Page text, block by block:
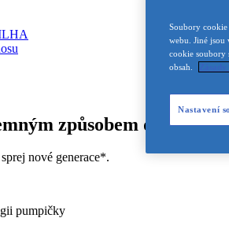
způsobem do 2
nové generace*.
pumpičky
Soubory cookie
webu. Jiné
cookie soubory
obsah.
Nastavení